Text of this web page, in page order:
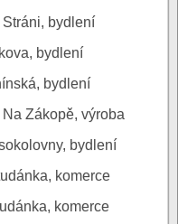
bydlení
bydlení
bydlení
Zákopě, výroba
bydlení
komerce
komerce